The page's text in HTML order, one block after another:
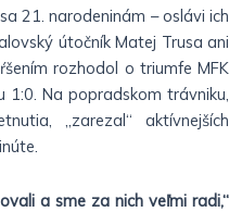
21. narodeninám – oslávi ich
útočník Matej Trusa ani
rozhodol o triumfe MFK
1:0. Na popradskom trávniku,
„zarezal“ aktívnejších
a sme za nich veľmi radi,“